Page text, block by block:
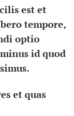
est et
tempore,
optio
id quod
et quas